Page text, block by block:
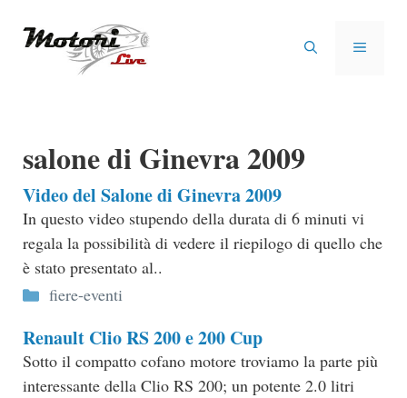
MENU
salone di Ginevra 2009
Video del Salone di Ginevra 2009
In questo video stupendo della durata di 6 minuti vi
regala la possibilità di vedere il riepilogo di quello che
è stato presentato al..
Categorie
fiere-eventi
Renault Clio RS 200 e 200 Cup
Sotto il compatto cofano motore troviamo la parte più
interessante della Clio RS 200; un potente 2.0 litri